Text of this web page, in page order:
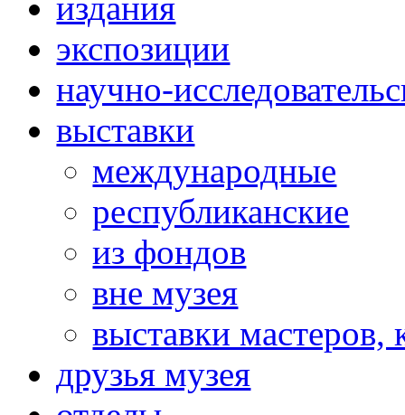
экспозиции
научно-
выставки
международные
республиканские
из фондов
вне музея
выставки мастеров,
друзья музея